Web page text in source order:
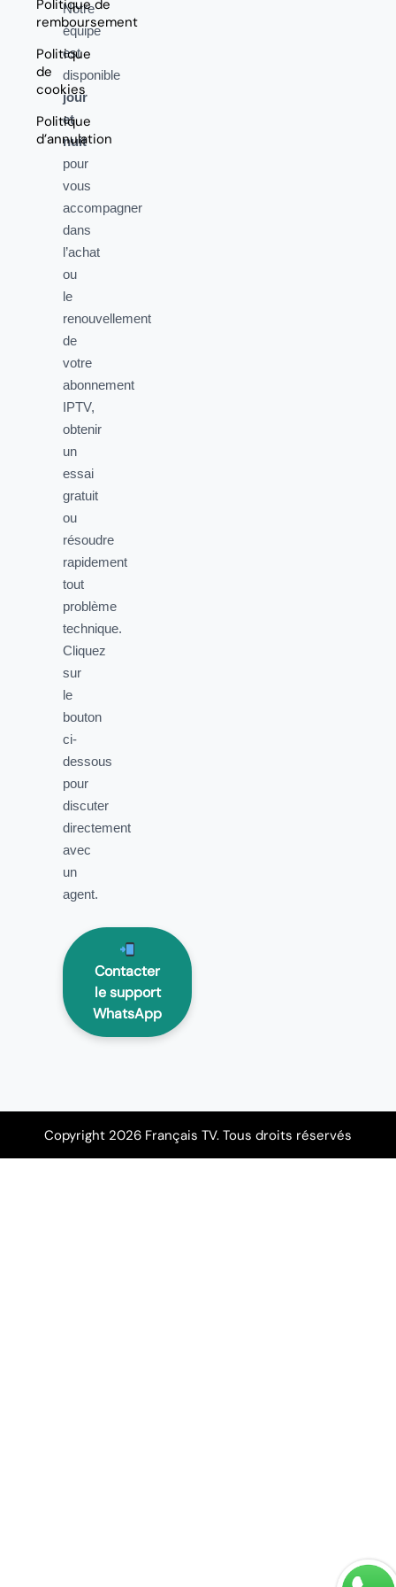
Politique de
remboursement
Politique
de
cookies
Politique
d’annulation
Notre
équipe
est
disponible
jour
et
nuit
pour
vous
accompagner
dans
l’achat
ou
le
renouvellement
de
votre
abonnement
IPTV,
obtenir
un
essai
gratuit
ou
résoudre
rapidement
tout
problème
technique.
Cliquez
sur
le
bouton
ci-
dessous
pour
discuter
directement
avec
un
agent.
Contacter
le support
WhatsApp
Copyright 2026 Français TV. Tous droits réservés